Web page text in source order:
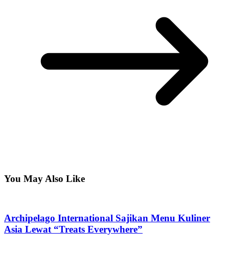
You May Also Like
Archipelago International Sajikan Menu Kuliner
Asia Lewat “Treats Everywhere”